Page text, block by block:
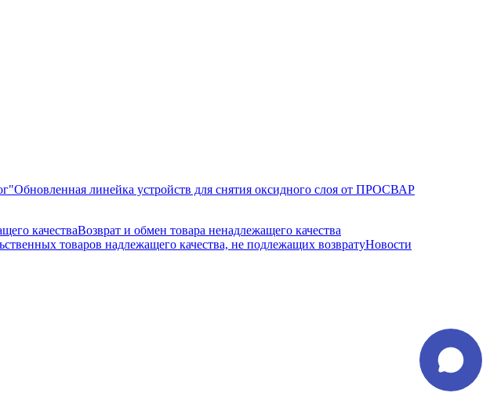
Обновленная линейка устройств для снятия оксидного слоя от ПРОСВАР
качестваВозврат и обмен товара ненадлежащего качества
товаров надлежащего качества, не подлежащих возвратуНовости